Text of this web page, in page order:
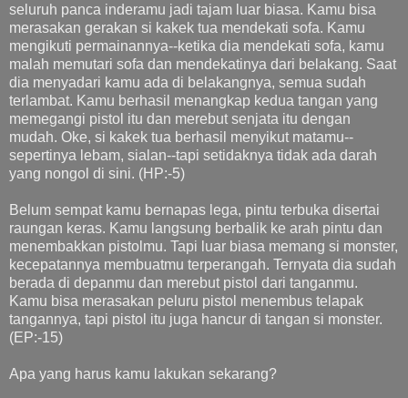
seluruh panca inderamu jadi tajam luar biasa. Kamu bisa
merasakan gerakan si kakek tua mendekati sofa. Kamu
mengikuti permainannya--ketika dia mendekati sofa, kamu
malah memutari sofa dan mendekatinya dari belakang. Saat
dia menyadari kamu ada di belakangnya, semua sudah
terlambat. Kamu berhasil menangkap kedua tangan yang
memegangi pistol itu dan merebut senjata itu dengan
mudah. Oke, si kakek tua berhasil menyikut matamu--
sepertinya lebam, sialan--tapi setidaknya tidak ada darah
yang nongol di sini. (HP:-5)
Belum sempat kamu bernapas lega, pintu terbuka disertai
raungan keras. Kamu langsung berbalik ke arah pintu dan
menembakkan pistolmu. Tapi luar biasa memang si monster,
kecepatannya membuatmu terperangah. Ternyata dia sudah
berada di depanmu dan merebut pistol dari tanganmu.
Kamu bisa merasakan peluru pistol menembus telapak
tangannya, tapi pistol itu juga hancur di tangan si monster.
(EP:-15)
Apa yang harus kamu lakukan sekarang?